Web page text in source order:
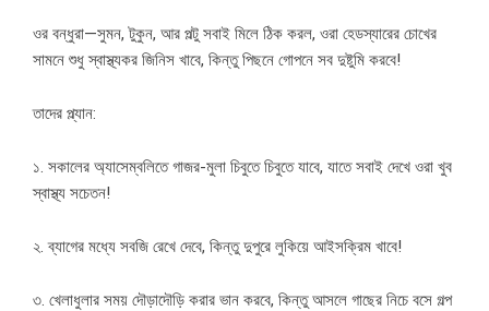
ওর বন্ধুরা—সুমন, টুকুন, আর পল্টু সবাই মিলে ঠিক করল, ওরা হেডস্যারের চোখের
সামনে শুধু স্বাস্থ্যকর জিনিস খাবে, কিন্তু পিছনে গোপনে সব দুষ্টুমি করবে!
তাদের প্ল্যান:
১. সকালের অ্যাসেম্বলিতে গাজর-মুলা চিবুতে চিবুতে যাবে, যাতে সবাই দেখে ওরা খুব
স্বাস্থ্য সচেতন!
২. ব্যাগের মধ্যে সবজি রেখে দেবে, কিন্তু দুপুরে লুকিয়ে আইসক্রিম খাবে!
৩. খেলাধুলার সময় দৌড়াদৌড়ি করার ভান করবে, কিন্তু আসলে গাছের নিচে বসে গল্প